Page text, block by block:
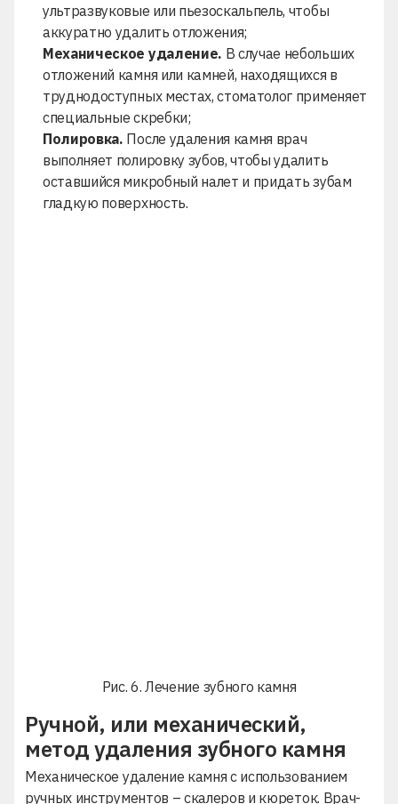
ультразвуковые или пьезоскальпель, чтобы
аккуратно удалить отложения;
Механическое удаление. В случае небольших
отложений камня или камней, находящихся в
труднодоступных местах, стоматолог применяет
специальные скребки;
Полировка. После удаления камня врач
выполняет полировку зубов, чтобы удалить
оставшийся микробный налет и придать зубам
гладкую поверхность.
Рис. 6. Лечение зубного камня
Ручной, или механический,
метод удаления зубного камня
Механическое удаление камня с использованием
ручных инструментов – скалеров и кюреток. Врач-